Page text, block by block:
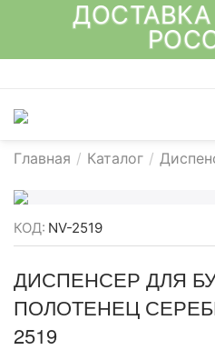
Главная / Каталог /
КОД: NV-2519
ДИСПЕНСЕР ДЛЯ
ПОЛОТЕНЕЦ
2519